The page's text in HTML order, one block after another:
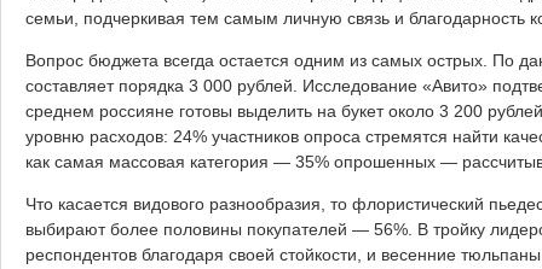
семьи, подчеркивая тем самым личную связь и благодарность
Вопрос бюджета всегда остается одним из самых острых. По
составляет порядка 3 000 рублей. Исследование «Авито»
среднем россияне готовы выделить на букет около 3 200
уровню расходов: 24% участников опроса стремятся найти
как самая массовая категория — 35% опрошенных —
Что касается видового разнообразия, то флористический
выбирают более половины покупателей — 56%. В тройку
респондентов благодаря своей стойкости, и весенние